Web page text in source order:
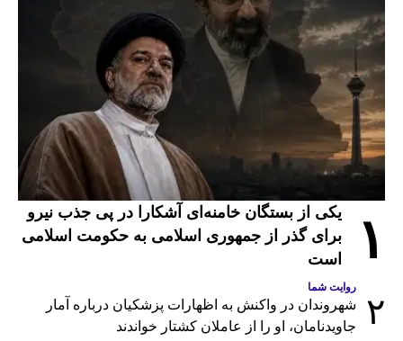
۱
یکی از بستگان خامنه‌ای آشکارا در پی جذب نیرو
برای گذر از جمهوری اسلامی به حکومت اسلامی
است
۲
روایت شما
شهروندان در واکنش به اظهارات پزشکیان درباره آمار
جاویدنامان، او را از عاملان کشتار خواندند